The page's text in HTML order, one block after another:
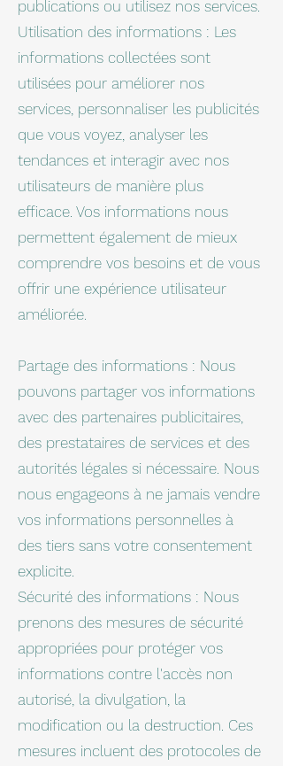
publications ou utilisez nos services.
Utilisation des informations : Les
informations collectées sont
utilisées pour améliorer nos
services, personnaliser les publicités
que vous voyez, analyser les
tendances et interagir avec nos
utilisateurs de manière plus
efficace. Vos informations nous
permettent également de mieux
comprendre vos besoins et de vous
offrir une expérience utilisateur
améliorée.
Partage des informations : Nous
pouvons partager vos informations
avec des partenaires publicitaires,
des prestataires de services et des
autorités légales si nécessaire. Nous
nous engageons à ne jamais vendre
vos informations personnelles à
des tiers sans votre consentement
explicite.
Sécurité des informations : Nous
prenons des mesures de sécurité
appropriées pour protéger vos
informations contre l'accès non
autorisé, la divulgation, la
modification ou la destruction. Ces
mesures incluent des protocoles de